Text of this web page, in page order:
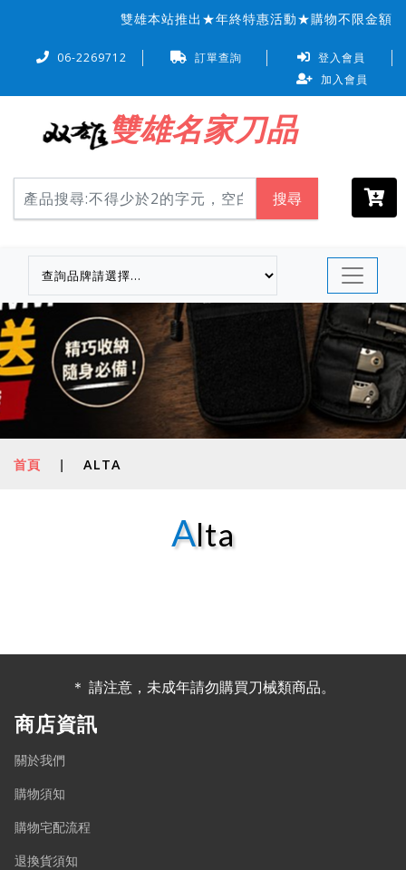
雙雄本站推出★年終特惠活動★購物不限金額
06-2269712 訂單查詢
登入會員
加入會員
雙雄名家刀品
搜尋
首頁 | ALTA
Alta
＊ 請注意，未成年請勿購買刀械類商品。
商店資訊
關於我們
購物須知
購物宅配流程
退換貨須知